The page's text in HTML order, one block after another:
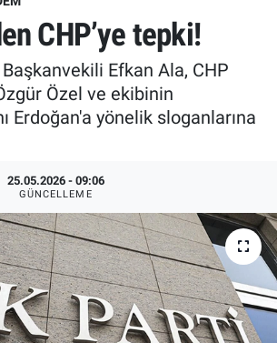
CHP’ye tepki!
Efkan Ala, CHP
Özel ve ekibinin
Erdoğan'a yönelik sloganlarına
25.05.2026 - 09:06
GÜNCELLEME